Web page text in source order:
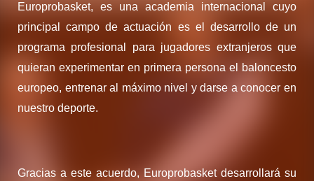
Europrobasket, es una academia internacional cuyo
principal campo de actuación es el desarrollo de un
programa profesional para jugadores extranjeros que
quieran experimentar en primera persona el baloncesto
europeo, entrenar al máximo nivel y darse a conocer en
nuestro deporte.
Gracias a este acuerdo, Europrobasket desarrollará su